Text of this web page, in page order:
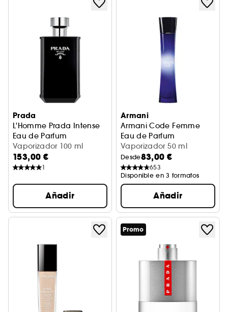
Prada
L'Homme Prada Intense
Eau de Parfum
Vaporizador 100 ml
153,00 €
1
Añadir
Armani
Armani Code Femme
Eau de Parfum
Vaporizador 50 ml
Desde83,00 €
653
Disponible en 3 formatos
Añadir
Promo